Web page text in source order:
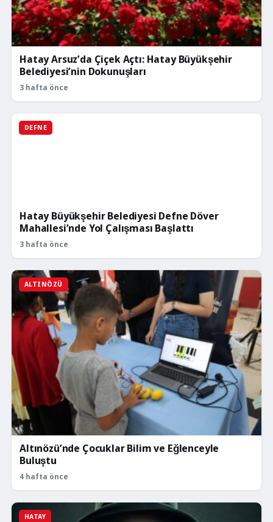
Hatay Arsuz’da Çiçek Açtı: Hatay Büyükşehir
Belediyesi’nin Dokunuşları
3 hafta önce
DEFNE
Hatay Büyükşehir Belediyesi Defne Döver
Mahallesi’nde Yol Çalışması Başlattı
3 hafta önce
ALTINÖZÜ
Altınözü’nde Çocuklar Bilim ve Eğlenceyle
Buluştu
4 hafta önce
HATAY